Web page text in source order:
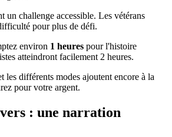
un challenge accessible. Les vétérans
pour plus de défi.
environ 1 heures pour l'histoire
atteindront facilement 2 heures.
les différents modes ajoutent encore à la
pour votre argent.
: une narration